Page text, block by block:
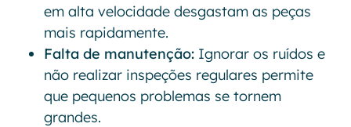
em alta velocidade desgastam as peças
mais rapidamente.
Falta de manutenção: Ignorar os ruídos e
não realizar inspeções regulares permite
que pequenos problemas se tornem
grandes.